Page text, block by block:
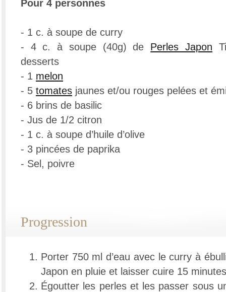
Pour 4 personnes
- 1 c. à soupe de curry
- 4 c. à soupe (40g) de Perles Japon
desserts
- 1 melon
- 5 tomates jaunes et/ou rouges pelées et
- 6 brins de basilic
- Jus de 1/2 citron
- 1 c. à soupe d’huile d’olive
- 3 pincées de paprika
- Sel, poivre
Progression
Porter 750 ml d’eau avec le curry à
Japon en pluie et laisser cuire 15
Égoutter les perles et les passer sous